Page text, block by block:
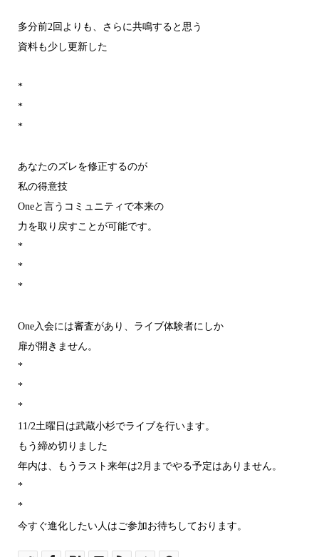
多分前2回よりも、さらに共鳴すると思う
資料も少し更新した
*
*
*
あなたのズレを修正するのが
私の得意技
Oneと言うコミュニティで本来の
力を取り戻すことが可能です。
*
*
*
One入会には審査があり、ライブ体験者にしか
扉が開きません。
*
*
*
11/2土曜日は武蔵小杉でライブを行います。
もう締め切りました
年内は、もうラスト来年は2月までやる予定はありません。
*
*
今すぐ進化したい人はご参加お待ちしております。